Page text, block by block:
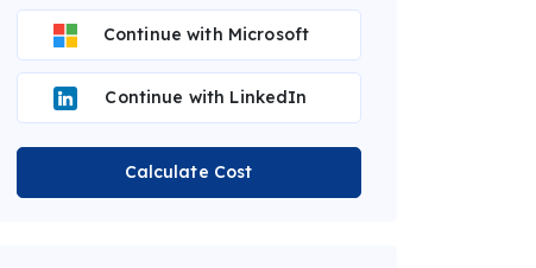
Continue with Microsoft
Continue with LinkedIn
Calculate Cost